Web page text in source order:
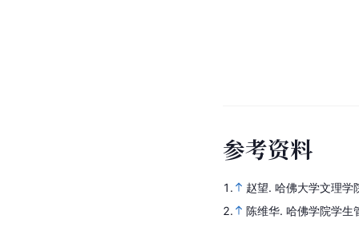
参考资料
1. 赵望. 哈佛大学文理学
2.
陈维华. 哈佛学院学